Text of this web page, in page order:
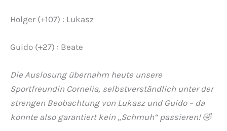
Holger (+107) : Lukasz
Guido (+27) : Beate
Die Auslosung übernahm heute unsere
Sportfreundin Cornelia, selbstverständlich unter der
strengen Beobachtung von Lukasz und Guido – da
konnte also garantiert kein „Schmuh“ passieren! 🤣